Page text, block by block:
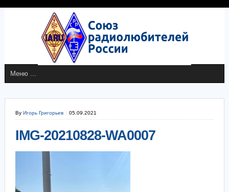
By Игорь Григорьев 05.09.2021
IMG-20210828-WA0007